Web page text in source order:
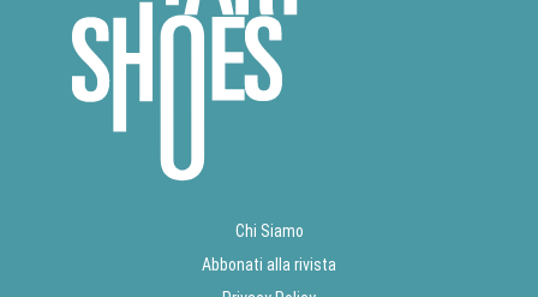
Chi Siamo
Abbonati alla rivista